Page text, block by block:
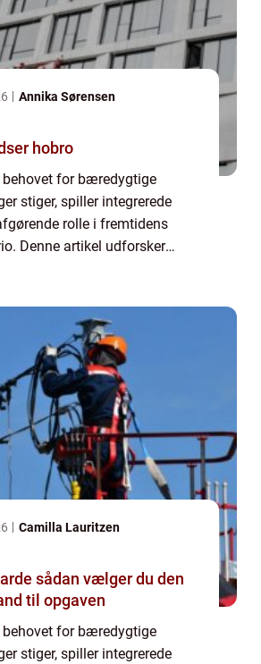
Annika Sørensen
hobro
behovet for bæredygtige
stiger, spiller integrerede
rolle i fremtidens
Denne artikel udforsker
Camilla Lauritzen
du den
til opgaven
behovet for bæredygtige
stiger, spiller integrerede